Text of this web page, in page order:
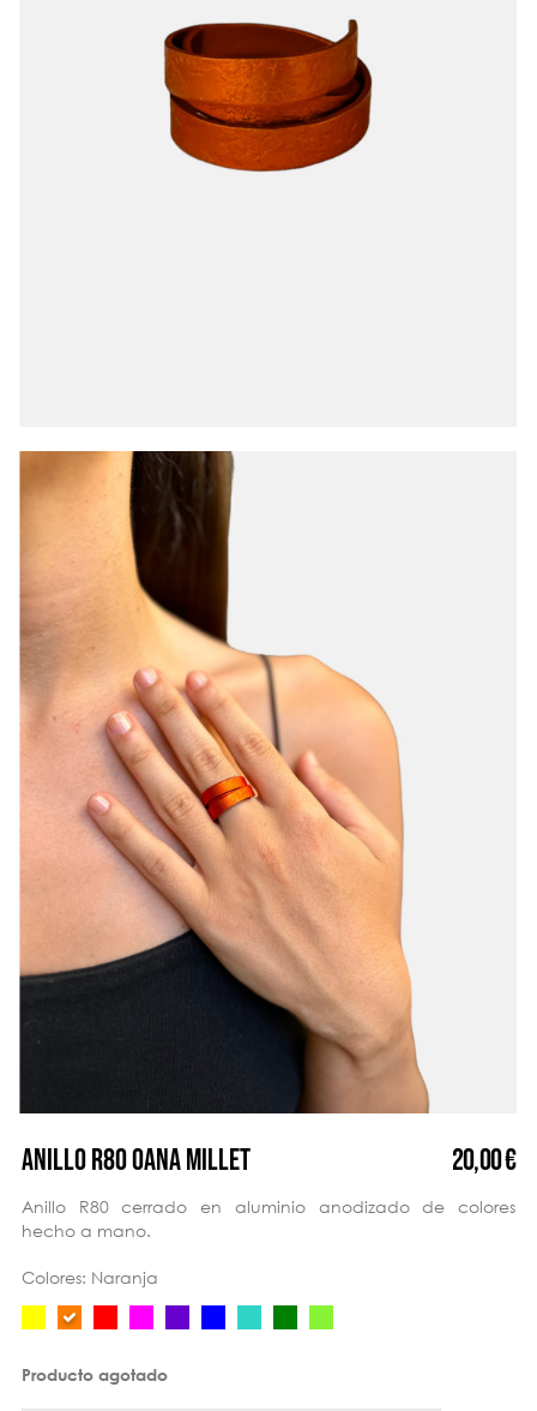
ANILLO R80 OANA MILLET 20,00 €
Anillo R80 cerrado en aluminio anodizado de colores
hecho a mano.
Colores: Naranja
Producto agotado